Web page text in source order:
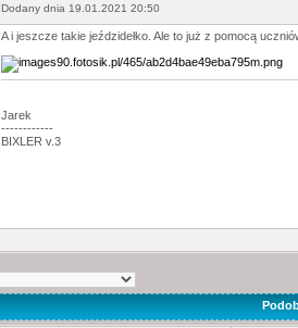
Dodany dnia 19.01.2021 20:50
A i jeszcze takie jeździdełko. Ale to już z pomocą
Jarek
------------
BIXLER v.3